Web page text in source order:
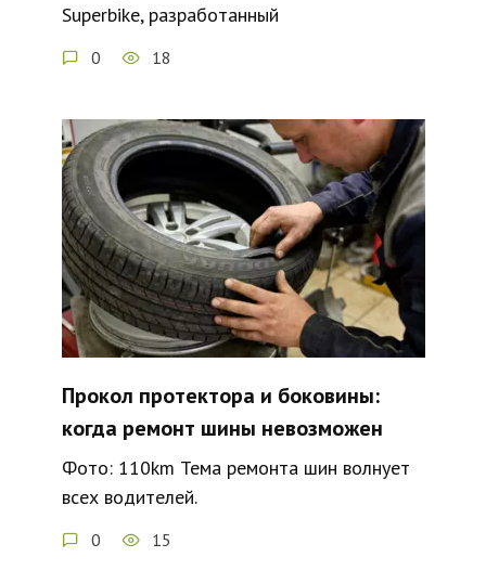
Superbike, разработанный
0 18
Прокол протектора и боковины:
когда ремонт шины невозможен
Фото: 110km Тема ремонта шин волнует
всех водителей.
0 15